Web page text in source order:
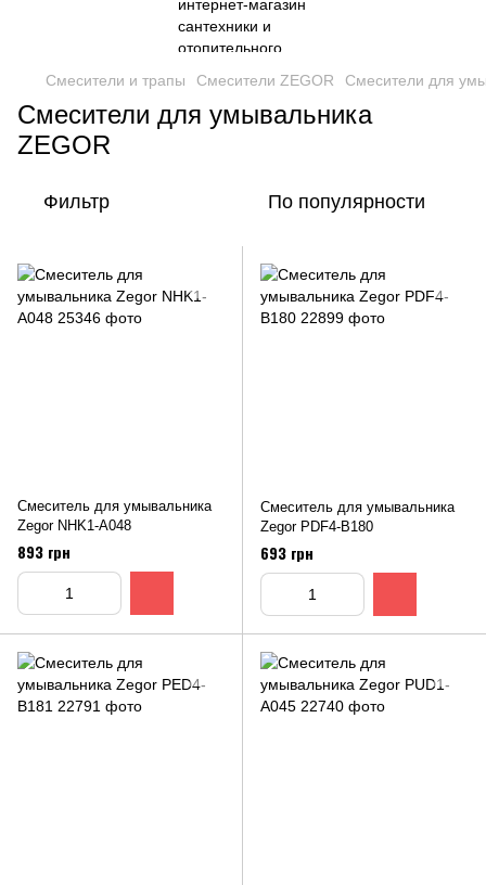
Смесители и трапы Смесители ZEGOR Смесители для
Смесители для умывальника
ZEGOR
Фильтр По популярности
Смеситель для умывальника
Zegor NHK1-A048
893 грн
Cмеситель для умывальника
Zegor PDF4-B180
693 грн